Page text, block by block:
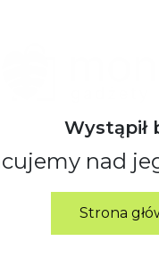
Wystąpił
nad
Strona